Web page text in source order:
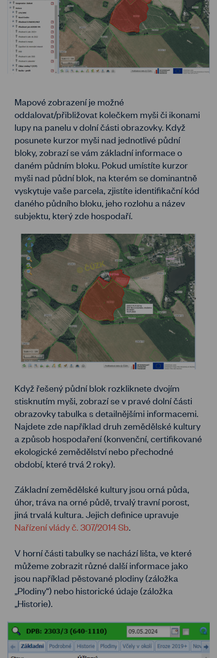
Mapové zobrazení je možné
oddalovat/přibližovat kolečkem myši či ikonami
lupy na panelu v dolní části obrazovky. Když
posunete kurzor myši nad jednotlivé půdní
bloky, zobrazí se vám základní informace o
daném půdním bloku. Pokud umístíte kurzor
myši nad půdní blok, na kterém se dominantně
vyskytuje vaše parcela, zjistíte identifikační kód
daného půdního bloku, jeho rozlohu a název
subjektu, který zde hospodaří.
Když řešený půdní blok rozkliknete dvojím
stisknutím myši, zobrazí se v pravé dolní části
obrazovky tabulka s detailnějšími informacemi.
Najdete zde například druh zemědělské kultury
a způsob hospodaření (konvenční, certifikované
ekologické zemědělství nebo přechodné
období, které trvá 2 roky).
Základní zemědělské kultury jsou orná půda,
úhor, tráva na orné půdě, trvalý travní porost,
jiná trvalá kultura. Jejich definice upravuje
Nařízení vlády č. 307/2014 Sb.
V horní části tabulky se nachází lišta, ve které
můžeme zobrazit různé další informace jako
jsou například pěstované plodiny (záložka
„Plodiny“) nebo historické údaje (záložka
„Historie).